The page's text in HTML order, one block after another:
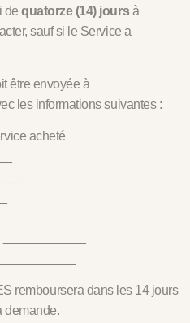
dequatorze (14) joursà
sauf si le Service a
être envoyée à
les informations suivantes :
acheté
remboursera dans les 14 jours
demande.